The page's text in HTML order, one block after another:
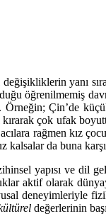
yanı
öğrenilmemiş
Çin’de
çok ufak
rağmen kız
da buna karşı
yapısı ve dil
aktif olarak
deneyimleriyle
değerlerinin